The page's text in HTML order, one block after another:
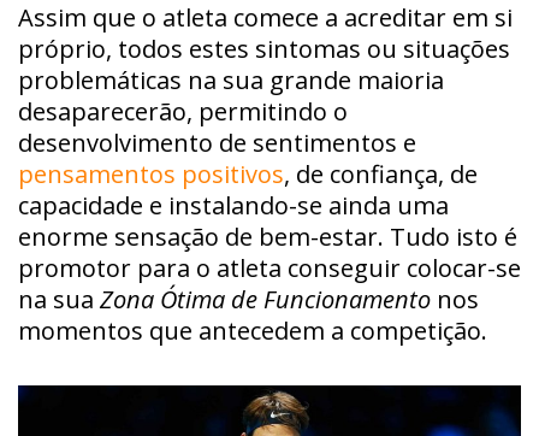
Assim que o atleta comece a acreditar em si
próprio, todos estes sintomas ou situações
problemáticas na sua grande maioria
desaparecerão, permitindo o
desenvolvimento de sentimentos e
pensamentos positivos, de confiança, de
capacidade e instalando-se ainda uma
enorme sensação de bem-estar. Tudo isto é
promotor para o atleta conseguir colocar-se
na suaZona Ótima de Funcionamento nos
momentos que antecedem a competição.